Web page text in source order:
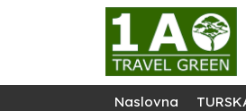
Naslovna